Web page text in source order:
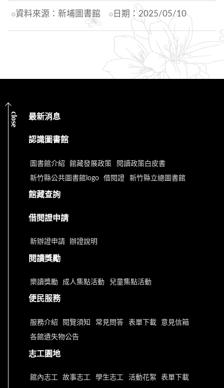
資料來源：新埔圖書館 日期：2025/05/10
close 最新消息
認識圖書館
圖書館介紹 館藏發展政策 閱讀政策白皮書
新竹縣公共圖書館logo 借閱證 新竹縣立總圖書館
館藏查詢
借閱證申請
新辦證申請 辦證說明
閱讀獎勵
樂讀獎勵 成人集點活動 兒童集點活動
便民服務
服務介紹 閱覽須知 常見問答 表單下載 意見信箱
各館遺失物公告
志工園地
館內志工 故事志工 學生志工 活動花絮 表單下載